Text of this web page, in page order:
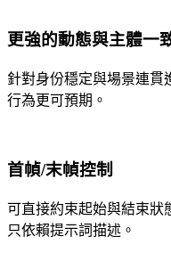
更強的動態與主體一
針對身份穩定與場景連貫
行為更可預期。
首幀/末幀控制
可直接約束起始與結束狀
只依賴提示詞描述。